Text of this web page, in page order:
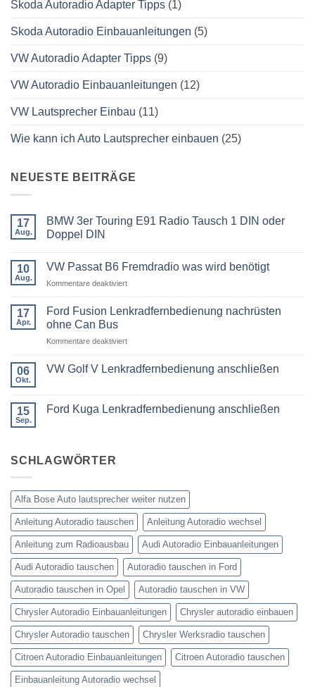
Skoda Autoradio Adapter Tipps (1)
Skoda Autoradio Einbauanleitungen (5)
VW Autoradio Adapter Tipps (9)
VW Autoradio Einbauanleitungen (12)
VW Lautsprecher Einbau (11)
Wie kann ich Auto Lautsprecher einbauen (25)
NEUESTE BEITRÄGE
17
Aug.
BMW 3er Touring E91 Radio Tausch 1 DIN oder
Doppel DIN
zu
3er
Radio
Tausch
1
DIN
DIN
10
Aug.
VW Passat B6 Fremdradio was wird benötigt
Kommentare deaktiviertfür
Passat
was
benötigt
17
Apr.
Ford Fusion Lenkradfernbedienung nachrüsten
ohne Can Bus
Kommentare deaktiviertfür
Fusion
Can
06
Okt.
VW Golf V Lenkradfernbedienung anschließen
VW
15
Sep.
Ford Kuga Lenkradfernbedienung anschließen
Kuga
SCHLAGWÖRTER
Alfa Bose Auto lautsprecher weiter nutzen
Anleitung Autoradio tauschen Anleitung Autoradio wechsel
Anleitung zum Radioausbau Audi Autoradio Einbauanleitungen
Audi Autoradio tauschen Autoradio tauschen in Ford
Autoradio tauschen in Opel Autoradio tauschen in VW
Chrysler Autoradio Einbauanleitungen Chrysler autoradio einbauen
Chrysler Autoradio tauschen Chrysler Werksradio tauschen
Citroen Autoradio Einbauanleitungen Citroen Autoradio tauschen
Einbauanleitung Autoradio wechsel